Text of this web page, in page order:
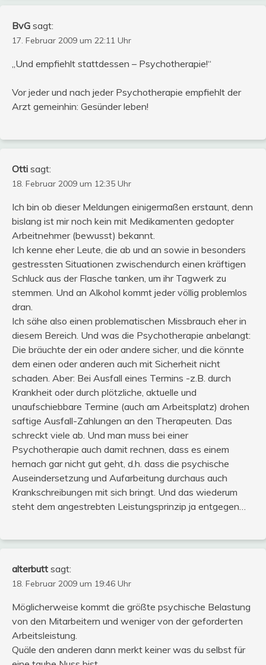
BvG sagt:
17. Februar 2009 um 22:11 Uhr
„Und empfiehlt stattdessen – Psychotherapie!“
Vor jeder und nach jeder Psychotherapie empfiehlt der
Arzt gemeinhin: Gesünder leben!
Otti sagt:
18. Februar 2009 um 12:35 Uhr
Ich bin ob dieser Meldungen einigermaßen erstaunt, denn
bislang ist mir noch kein mit Medikamenten gedopter
Arbeitnehmer (bewusst) bekannt.
Ich kenne eher Leute, die ab und an sowie in besonders
gestressten Situationen zwischendurch einen kräftigen
Schluck aus der Flasche tanken, um ihr Tagwerk zu
stemmen. Und an Alkohol kommt jeder völlig problemlos
dran.
Ich sähe also einen problematischen Missbrauch eher in
diesem Bereich. Und was die Psychotherapie anbelangt:
Die bräuchte der ein oder andere sicher, und die könnte
dem einen oder anderen auch mit Sicherheit nicht
schaden. Aber: Bei Ausfall eines Termins -z.B. durch
Krankheit oder durch plötzliche, aktuelle und
unaufschiebbare Termine (auch am Arbeitsplatz) drohen
saftige Ausfall-Zahlungen an den Therapeuten. Das
schreckt viele ab. Und man muss bei einer
Psychotherapie auch damit rechnen, dass es einem
hernach gar nicht gut geht, d.h. dass die psychische
Auseindersetzung und Aufarbeitung durchaus auch
Krankschreibungen mit sich bringt. Und das wiederum
steht dem angestrebten Leistungsprinzip ja entgegen…
alterbutt sagt:
18. Februar 2009 um 19:46 Uhr
Möglicherweise kommt die größte psychische Belastung
von den Mitarbeitern und weniger von der geforderten
Arbeitsleistung.
Quäle den anderen dann merkt keiner was du selbst für